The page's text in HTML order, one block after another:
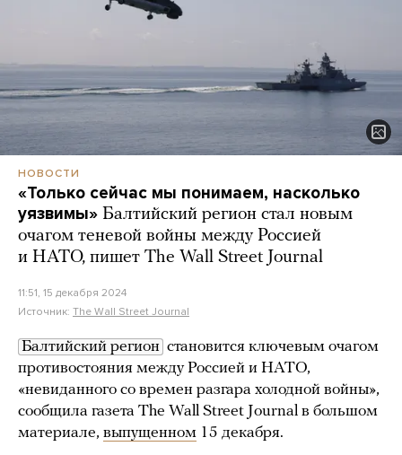
НОВОСТИ
«Только сейчас мы понимаем, насколько
уязвимы» Балтийский регион стал новым
очагом теневой войны между Россией
и НАТО, пишет The Wall Street Journal
11:51, 15 декабря 2024
Источник: The Wall Street Journal
Балтийский регион становится ключевым очагом
противостояния между Россией и НАТО,
«невиданного со времен разгара холодной войны»,
сообщила газета The Wall Street Journal в большом
материале, выпущенном 15 декабря.